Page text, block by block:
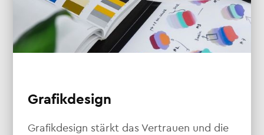
Grafikdesign
Grafikdesign stärkt das Vertrauen und die